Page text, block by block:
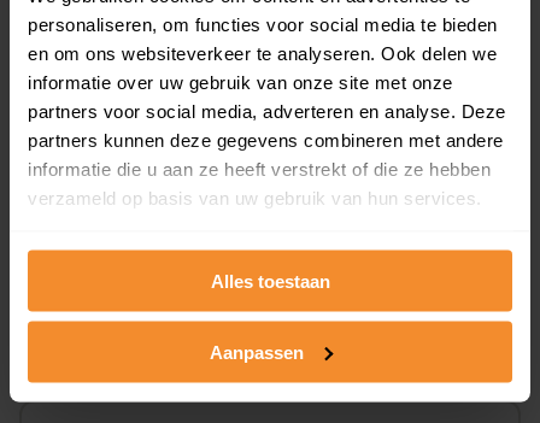
personaliseren, om functies voor social media te bieden
en om ons websiteverkeer te analyseren. Ook delen we
informatie over uw gebruik van onze site met onze
partners voor social media, adverteren en analyse. Deze
partners kunnen deze gegevens combineren met andere
informatie die u aan ze heeft verstrekt of die ze hebben
verzameld op basis van uw gebruik van hun services.
Alles toestaan
Aanpassen
updates)
Inclusief 1 jaar gratis updates
Een overzicht van alle verkochte woningen (koopsom
en koopdatum) binnen een postcodegebied. Dit
inclusief een jaar lang gratis updates van nieuwe
koopsommen.
Bekijk product